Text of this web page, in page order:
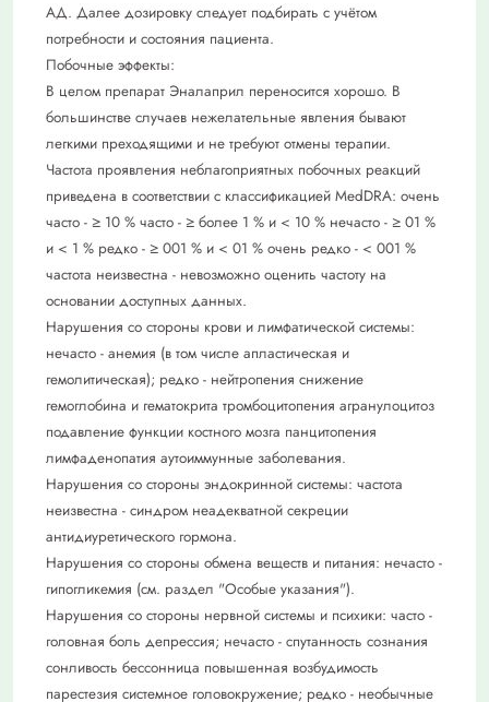
АД. Далее дозировку следует подбирать с учётом
потребности и состояния пациента.
Побочные эффекты:
В целом препарат Эналаприл переносится хорошо. В
большинстве случаев нежелательные явления бывают
легкими преходящими и не требуют отмены терапии.
Частота проявления неблагоприятных побочных реакций
приведена в соответствии с классификацией MedDRA: очень
часто - ≥ 10 % часто - ≥ более 1 % и < 10 % нечасто - ≥ 01 %
и < 1 % редко - ≥ 001 % и < 01 % очень редко - < 001 %
частота неизвестна - невозможно оценить частоту на
основании доступных данных.
Нарушения со стороны крови и лимфатической системы:
нечасто - анемия (в том числе апластическая и
гемолитическая); редко - нейтропения снижение
гемоглобина и гематокрита тромбоцитопения агранулоцитоз
подавление функции костного мозга панцитопения
лимфаденопатия аутоиммунные заболевания.
Нарушения со стороны эндокринной системы: частота
неизвестна - синдром неадекватной секреции
антидиуретического гормона.
Нарушения со стороны обмена веществ и питания: нечасто -
гипогликемия (см. раздел "Особые указания").
Нарушения со стороны нервной системы и психики: часто -
головная боль депрессия; нечасто - спутанность сознания
сонливость бессонница повышенная возбудимость
парестезия системное головокружение; редко - необычные